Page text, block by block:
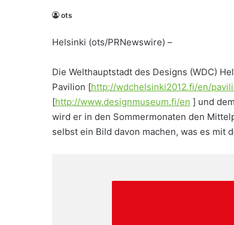
ots
Helsinki (ots/PRNewswire) –
Die Welthauptstadt des Designs (WDC)
Pavilion [http://wdchelsinki2012.fi/en/
[http://www.designmuseum.fi/en ] und
wird er in den Sommermonaten den
selbst ein Bild davon machen, was es mit